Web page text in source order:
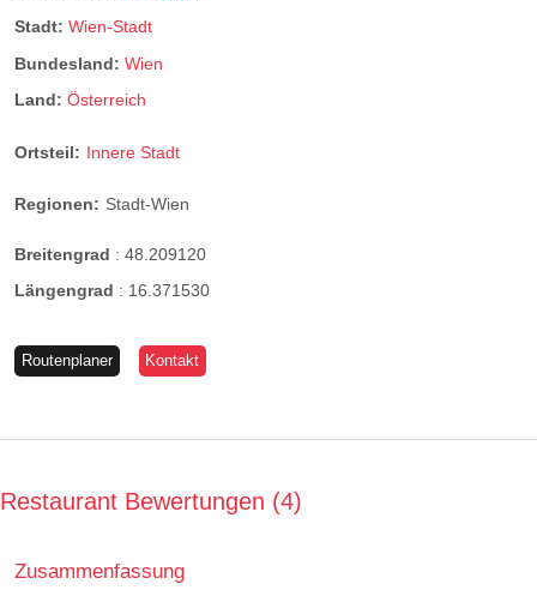
Stadt: Wien-Stadt
Bundesland: Wien
Land: Österreich
Ortsteil: Innere Stadt
Regionen: Stadt-Wien
Breitengrad : 48.209120
Längengrad : 16.371530
Routenplaner Kontakt
Restaurant Bewertungen 4
Zusammenfassung